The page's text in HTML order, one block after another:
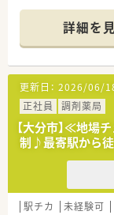
たる科目を
■薬剤師は
ランの事務
【募集背景
■将来的な組
地域医療に
■経験の豊
チームワー
■調剤未経験
に業務を学
【勤務実態に
■シフト制
詳細を
更新日： 2026/06/
正社員
調剤薬局
【大分市】≪地場
制♪最寄駅から徒
駅チカ 未経験可